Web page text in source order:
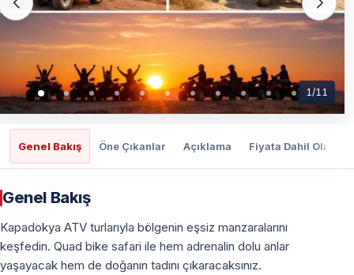
1/11
Genel Bakış Öne Çıkanlar Açıklama Fiyata Dahil Olanlar
Genel Bakış
Kapadokya ATV turlarıyla bölgenin eşsiz manzaralarını
keşfedin. Quad bike safari ile hem adrenalin dolu anlar
yaşayacak hem de doğanın tadını çıkaracaksınız.